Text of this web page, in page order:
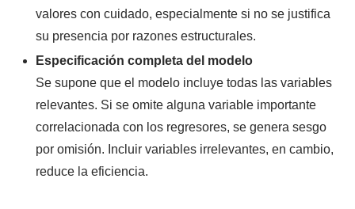
valores con cuidado, especialmente si no se justifica
su presencia por razones estructurales.
Especificación completa del modelo
Se supone que el modelo incluye todas las variables
relevantes. Si se omite alguna variable importante
correlacionada con los regresores, se genera sesgo
por omisión. Incluir variables irrelevantes, en cambio,
reduce la eficiencia.